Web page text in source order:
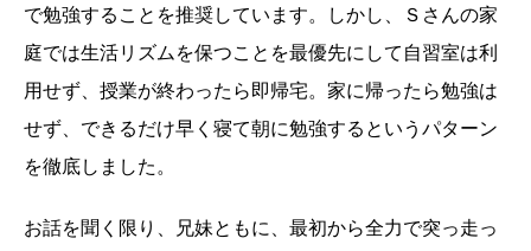
で勉強することを推奨しています。しかし、Ｓさんの家
庭では生活リズムを保つことを最優先にして自習室は利
用せず、授業が終わったら即帰宅。家に帰ったら勉強は
せず、できるだけ早く寝て朝に勉強するというパターン
を徹底しました。
お話を聞く限り、兄妹ともに、最初から全力で突っ走っ